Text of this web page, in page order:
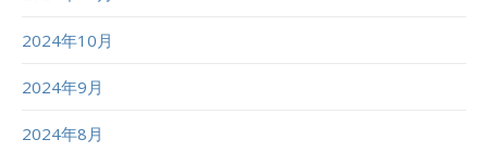
2024年10月
2024年9月
2024年8月